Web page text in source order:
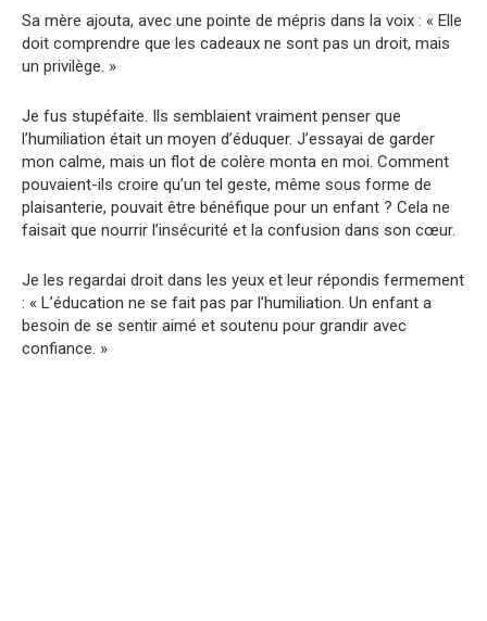
Sa mère ajouta, avec une pointe de mépris dans la voix : « Elle
doit comprendre que les cadeaux ne sont pas un droit, mais
un privilège. »
Je fus stupéfaite. Ils semblaient vraiment penser que
l’humiliation était un moyen d’éduquer. J’essayai de garder
mon calme, mais un flot de colère monta en moi. Comment
pouvaient-ils croire qu’un tel geste, même sous forme de
plaisanterie, pouvait être bénéfique pour un enfant ? Cela ne
faisait que nourrir l’insécurité et la confusion dans son cœur.
Je les regardai droit dans les yeux et leur répondis fermement
: « L’éducation ne se fait pas par l’humiliation. Un enfant a
besoin de se sentir aimé et soutenu pour grandir avec
confiance. »